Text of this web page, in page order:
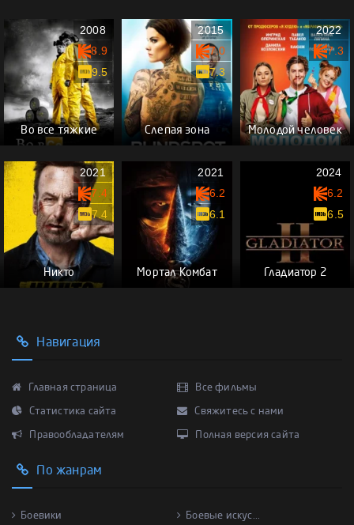
Во все тяжкие
2008
8.9
9.5
Слепая зона
2015
7.0
7.3
Молодой человек
2022
7.3
Никто
2021
7.4
7.4
Мортал Комбат
2021
6.2
6.1
Гладиатор 2
2024
6.2
6.5
Навигация
Главная страница Все фильмы
Статистика сайта Свяжитесь с нами
Правообладателям Полная версия сайта
По жанрам
Боевики Боевые искус...